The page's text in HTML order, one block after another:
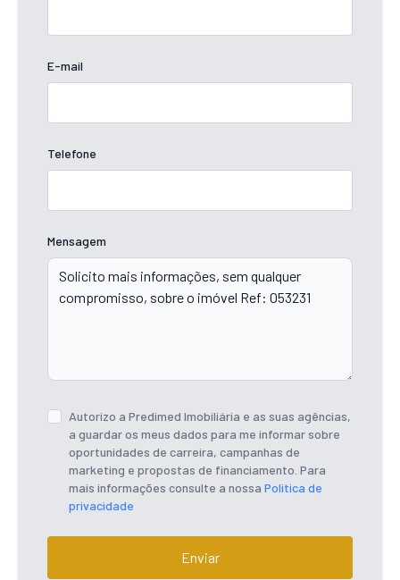
E-mail
Telefone
Mensagem
Autorizo a Predimed Imobiliária e as suas agências,
a guardar os meus dados para me informar sobre
oportunidades de carreira, campanhas de
marketing e propostas de financiamento. Para
mais informações consulte a nossa Política de
privacidade
Enviar